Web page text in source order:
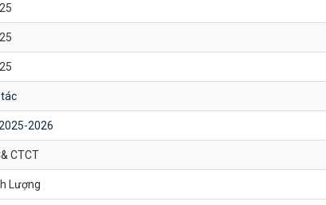
tác
2026
CTCT
Lượng